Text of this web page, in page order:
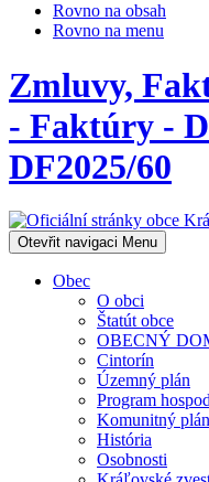
Rovno na obsah
Rovno na menu
Zmluvy,
- Faktúry -
DF2025/60
Otevřit navigaci Menu
Obec
O obci
Štatút obce
OBECNÝ
Cintorín
Územný plán
Program
Komunitný
História
Osobnosti